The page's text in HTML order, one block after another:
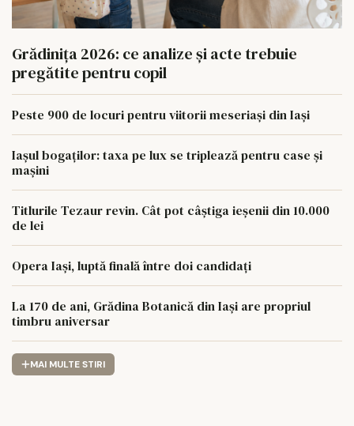
Grădinița 2026: ce analize și acte trebuie
pregătite pentru copil
Peste 900 de locuri pentru viitorii meseriași din Iași
Iașul bogaților: taxa pe lux se triplează pentru case și
mașini
Titlurile Tezaur revin. Cât pot câștiga ieșenii din 10.000
de lei
Opera Iași, luptă finală între doi candidați
La 170 de ani, Grădina Botanică din Iași are propriul
timbru aniversar
MAI MULTE STIRI